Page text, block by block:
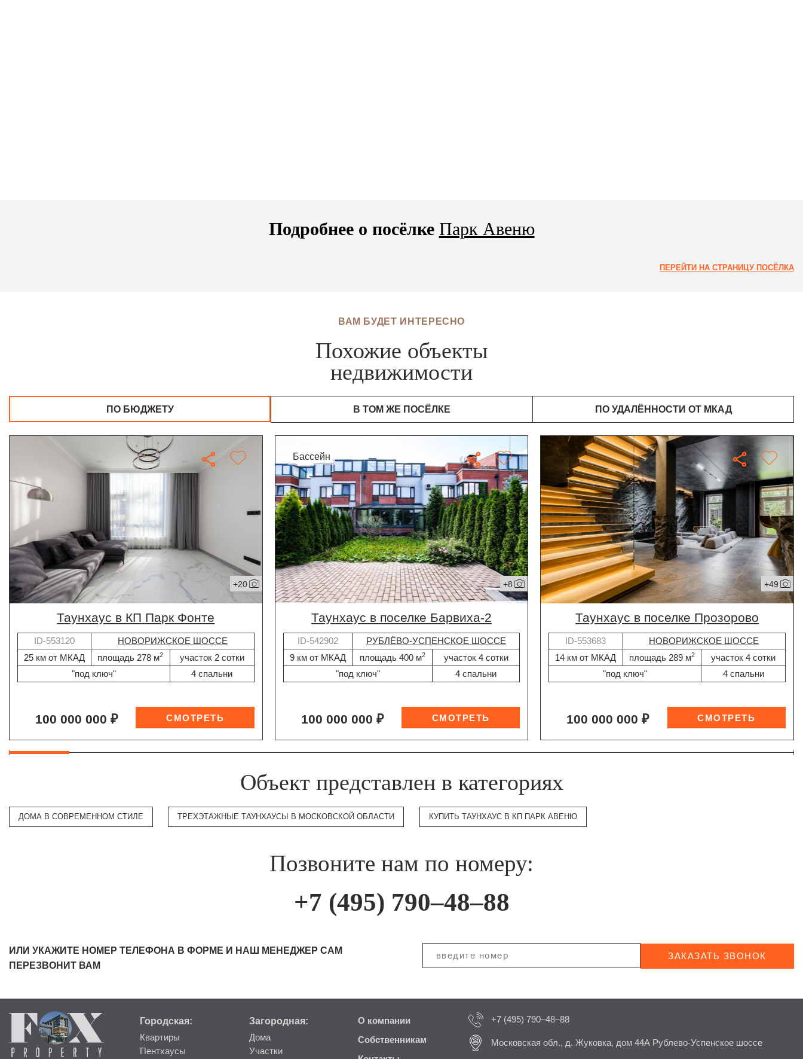
Подробнее о посёлке Парк Авеню
ПЕРЕЙТИ НА СТРАНИЦУ ПОСЁЛКА
ВАМ БУДЕТ ИНТЕРЕСНО
Похожие объекты
недвижимости
ПО БЮДЖЕТУ В ТОМ ЖЕ ПОСЁЛКЕ ПО УДАЛЁННОСТИ ОТ МКАД
+20
таунхаус в КП Парк Фонте
ID-553120
НОВОРИЖСКОЕ ШОССЕ
25 км от МКАД
площадь 278 м2
участок 2 сотки
"под ключ"
4 спальни
100 000 000 ₽
бассейн
+8
таунхаус в поселке Барвиха-2
ID-542902
РУБЛЁВО-УСПЕНСКОЕ ШОССЕ
9 км от МКАД
площадь 400 м2
участок 4 сотки
"под ключ"
4 спальни
100 000 000 ₽
+49
таунхаус в поселке Прозорово
ID-553683
НОВОРИЖСКОЕ ШОССЕ
14 км от МКАД
площадь 289 м2
участок 4 сотки
"под ключ"
4 спальни
100 000 000 ₽
Объект представлен в категориях
ДОМА В СОВРЕМЕННОМ СТИЛЕ ТРЕХЭТАЖНЫЕ ТАУНХАУСЫ В МОСКОВСКОЙ ОБЛАСТИ КУПИТЬ ТАУНХАУС В КП ПАРК АВЕНЮ
Позвоните нам по номеру:
+7 (495) 790–48–88
ИЛИ УКАЖИТЕ НОМЕР ТЕЛЕФОНА В ФОРМЕ И НАШ МЕНЕДЖЕР САМ
ПЕРЕЗВОНИТ ВАМ
ЗАКАЗАТЬ ЗВОНОК
Городская:
Квартиры
Пентхаусы
Загородная:
Дома
Участки
О компании
Собственникам
+7 (495) 790–48–88
Московская обл., д. Жуковка, дом 44А Рублево-Успенское шоссе